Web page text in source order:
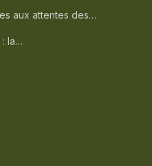
aux attentes des…
: la…